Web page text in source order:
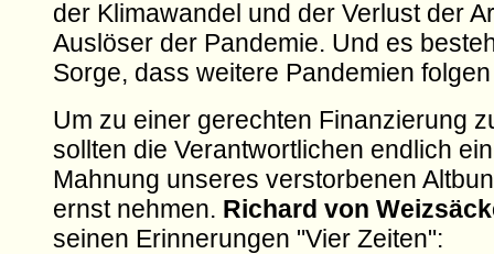
der Klimawandel und der Verlust der
Auslöser der Pandemie. Und es
Sorge, dass weitere Pandemien
Um zu einer gerechten Finanzierung
sollten die Verantwortlichen endlich
Mahnung unseres verstorbenen
ernst nehmen. Richard von
seinen Erinnerungen "Vier Zeiten":